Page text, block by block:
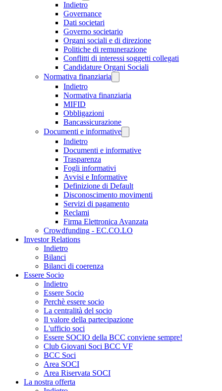
Indietro
Governance
Dati societari
Governo societario
Organi sociali e di direzione
Politiche di remunerazione
Conflitti di interessi soggetti collegati
Candidature Organi Sociali
Normativa finanziaria
Indietro
Normativa finanziaria
MIFID
Obbligazioni
Bancassicurazione
Documenti e informative
Indietro
Documenti e informative
Trasparenza
Fogli informativi
Avvisi e Informative
Definizione di Default
Disconoscimento movimenti
Servizi di pagamento
Reclami
Firma Elettronica Avanzata
Crowdfunding - EC.CO.LO
Investor Relations
Indietro
Bilanci
Bilanci di coerenza
Essere Socio
Indietro
Essere Socio
Perchè essere socio
La centralità del socio
Il valore della partecipazione
L'ufficio soci
Essere SOCIO della BCC conviene sempre!
Club Giovani Soci BCC VF
BCC Soci
Area SOCI
Area Riservata SOCI
La nostra offerta